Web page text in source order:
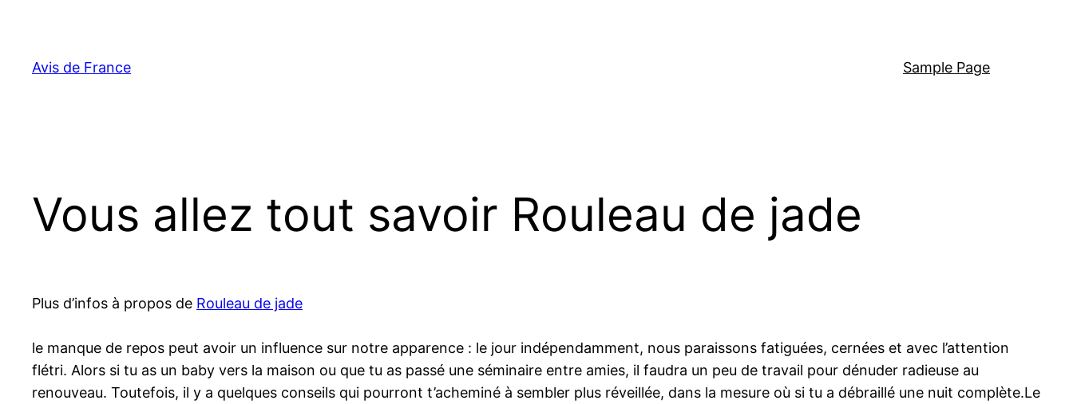
contenu
Avis de France Sample Page
Vous allez tout savoir Rouleau de jade
Plus d’infos à propos de Rouleau de jade
le manque de repos peut avoir un influence sur notre apparence : le jour indépendamment, nous paraissons fatiguées, cernées et avec l’attention
flétri. Alors si tu as un baby vers la maison ou que tu as passé une séminaire entre amies, il faudra un peu de travail pour dénuder radieuse au
renouveau. Toutefois, il y a quelques conseils qui pourront t’acheminé à sembler plus réveillée, dans la mesure où si tu a débraillé une nuit complète.Le